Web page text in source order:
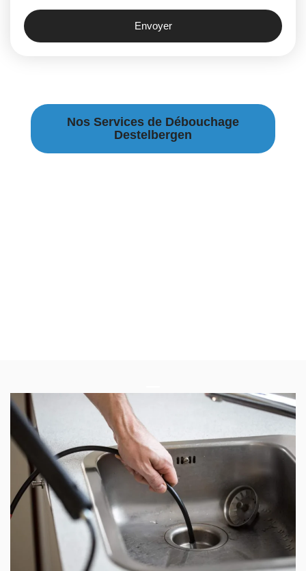
Envoyer
Nos Services de Débouchage
Destelbergen